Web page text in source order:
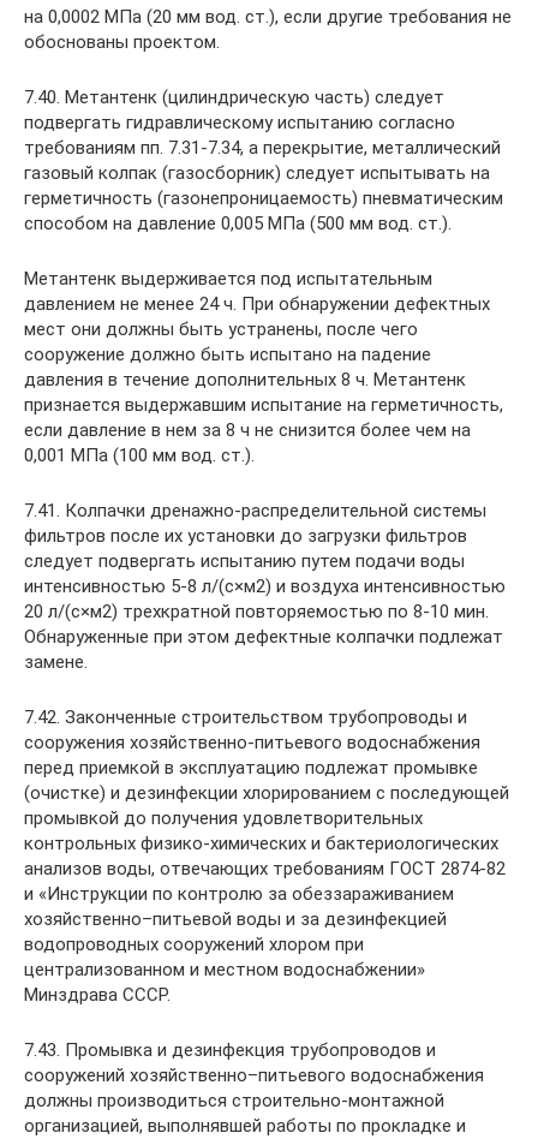
на 0,0002 МПа (20 мм вод. ст.), если другие требования не
обоснованы проектом.
7.40. Метантенк (цилиндрическую часть) следует
подвергать гидравлическому испытанию согласно
требованиям пп. 7.31-7.34, а перекрытие, металлический
газовый колпак (газосборник) следует испытывать на
герметичность (газонепроницаемость) пневматическим
способом на давление 0,005 МПа (500 мм вод. ст.).
Метантенк выдерживается под испытательным
давлением не менее 24 ч. При обнаружении дефектных
мест они должны быть устранены, после чего
сооружение должно быть испытано на падение
давления в течение дополнительных 8 ч. Метантенк
признается выдержавшим испытание на герметичность,
если давление в нем за 8 ч не снизится более чем на
0,001 МПа (100 мм вод. ст.).
7.41. Колпачки дренажно-распределительной системы
фильтров после их установки до загрузки фильтров
следует подвергать испытанию путем подачи воды
интенсивностью 5-8 л/(с×м2) и воздуха интенсивностью
20 л/(с×м2) трехкратной повторяемостью по 8-10 мин.
Обнаруженные при этом дефектные колпачки подлежат
замене.
7.42. Законченные строительством трубопроводы и
сооружения хозяйственно-питьевого водоснабжения
перед приемкой в эксплуатацию подлежат промывке
(очистке) и дезинфекции хлорированием с последующей
промывкой до получения удовлетворительных
контрольных физико-химических и бактериологических
анализов воды, отвечающих требованиям ГОСТ 2874-82
и «Инструкции по контролю за обеззараживанием
хозяйственно–питьевой воды и за дезинфекцией
водопроводных сооружений хлором при
централизованном и местном водоснабжении»
Минздрава СССР.
7.43. Промывка и дезинфекция трубопроводов и
сооружений хозяйственно–питьевого водоснабжения
должны производиться строительно-монтажной
организацией, выполнявшей работы по прокладке и